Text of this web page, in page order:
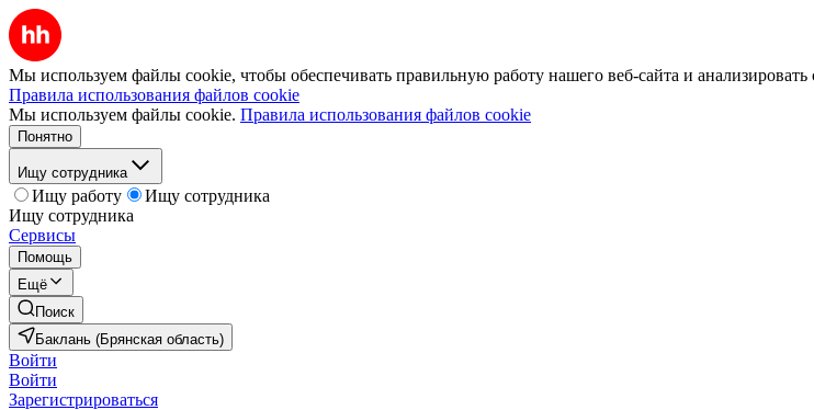
Мы используем файлы cookie, чтобы обеспечивать правильную работу нашего веб-сайта и анализировать
Правила использования файлов cookie
Мы используем файлы cookie. Правила использования файлов cookie
Понятно
Ищу сотрудника
Ищу работу
Ищу сотрудника
Ищу сотрудника
Сервисы
Помощь
Ещё
Поиск
Баклань (Брянская область)
Войти
Войти
Зарегистрироваться